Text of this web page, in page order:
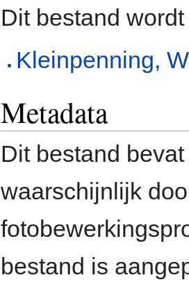
Dit bestand
Kleinpenning,
Metadata
Dit bestand
waarschijnlijk
bestand is